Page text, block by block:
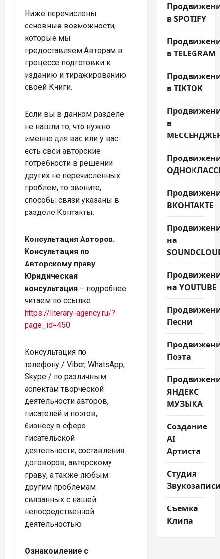
Ниже перечислены
основные возможности,
которые мы
предоставляем Авторам в
процессе подготовки к
изданию и тиражированию
своей Книги.
Если вы в данном разделе
не нашли то, что нужно
именно для вас или у вас
есть свои авторские
потребности в решении
других не перечисленных
проблем, то звоните,
способы связи указаны в
разделе Контакты.
Консультация Авторов.
Консультация по
Авторскому праву.
Юридическая
консультация – подробнее
читаем по ссылке
https://literary-agency.ru/?
page_id=450
Консультация по
телефону / Viber, WhatsApp,
Skype / по различным
аспектам творческой
деятельности авторов,
писателей и поэтов,
бизнесу в сфере
писательской
деятельности, составления
договоров, авторскому
праву, а также любым
другим проблемам
связанных с нашей
непосредственной
деятельностью.
Ознакомление с
в SPOTIFY
в TELEGRAM
в TIKTOK
в
ВКОНТАКТЕ
на
на YOUTUBE
Песни
Поэта
ЯНДЕКС
МУЗЫКА
Создание
AI
Артиста
Студия
Съемка
Клипа